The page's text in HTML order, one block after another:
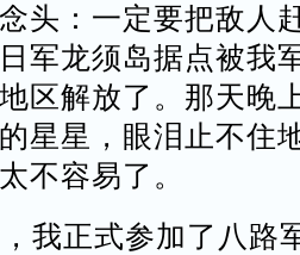
头：一定要把敌人
军龙须岛据点被我
区解放了。那天晚
星星，眼泪止不住
容易了。
我正式参加了八路